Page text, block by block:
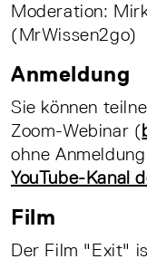
Moderation:
(MrWissen2go)
Anmeldung
Sie können
Zoom-Webinar (
ohne
YouTube-Kanal
Film
Der Film "Exit"